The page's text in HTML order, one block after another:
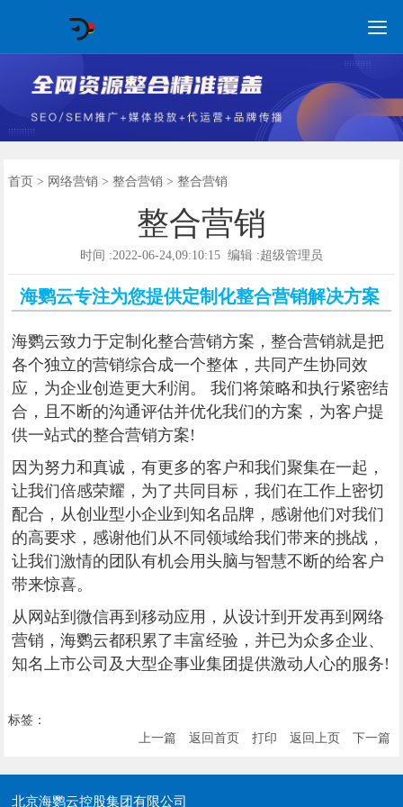

首页
GEO常见问题
GEO优化
海外GEO
网络营销
企业培训
软件开发
政策申报
资讯中心
关于我们
首页 > 网络营销 > 整合营销 > 整合营销
整合营销
时间 :2022-06-24,09:10:15 编辑 :超级管理员
海鹦云专注为您提供定制化整合营销解决方案
海鹦云致力于定制化整合营销方案，整合营销就是把
各个独立的营销综合成一个整体，共同产生协同效
应，为企业创造更大利润。 我们将策略和执行紧密结
合，且不断的沟通评估并优化我们的方案，为客户提
供一站式的整合营销方案!
因为努力和真诚，有更多的客户和我们聚集在一起，
让我们倍感荣耀，为了共同目标，我们在工作上密切
配合，从创业型小企业到知名品牌，感谢他们对我们
的高要求，感谢他们从不同领域给我们带来的挑战，
让我们激情的团队有机会用头脑与智慧不断的给客户
带来惊喜。
从网站到微信再到移动应用，从设计到开发再到网络
营销，海鹦云都积累了丰富经验，并已为众多企业、
知名上市公司及大型企事业集团提供激动人心的服务!
标签：
上一篇
返回首页 打印 返回上页 下一篇
北京海鹦云控股集团有限公司